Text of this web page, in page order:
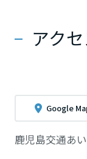
アク
Google
鹿児島交通あ